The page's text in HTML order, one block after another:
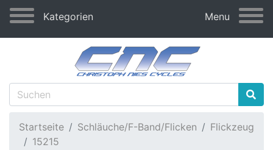
Kategorien Menu
Startseite Schläuche/F-Band/Flicken
Flickzeug
15215